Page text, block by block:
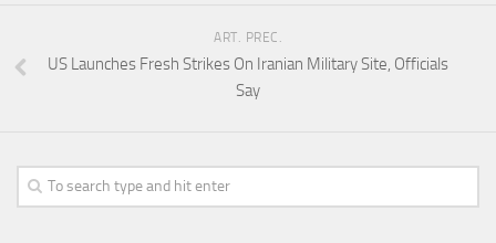
ART. PREC.
US Launches Fresh Strikes On Iranian Military Site, Officials
Say